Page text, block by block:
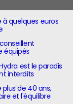
à quelques euros
équipés
est le paradis
interdits
plus de 40 ans,
et l'équilibre